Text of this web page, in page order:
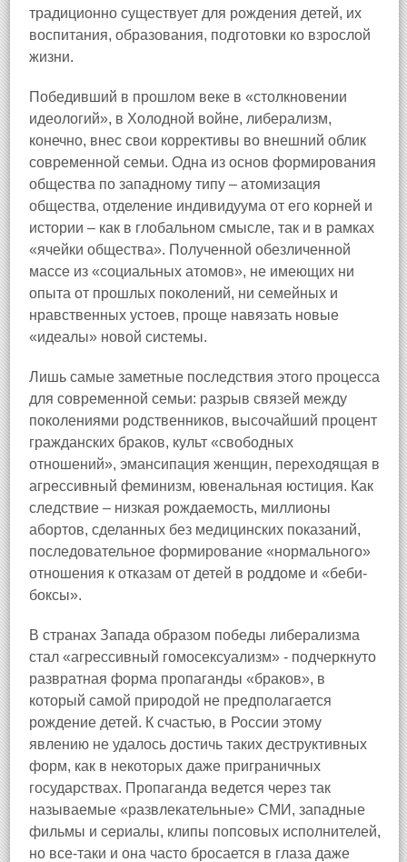
традиционно существует для рождения детей, их
воспитания, образования, подготовки ко взрослой
жизни.
Победивший в прошлом веке в «столкновении
идеологий», в Холодной войне, либерализм,
конечно, внес свои коррективы во внешний облик
современной семьи. Одна из основ формирования
общества по западному типу – атомизация
общества, отделение индивидуума от его корней и
истории – как в глобальном смысле, так и в рамках
«ячейки общества». Полученной обезличенной
массе из «социальных атомов», не имеющих ни
опыта от прошлых поколений, ни семейных и
нравственных устоев, проще навязать новые
«идеалы» новой системы.
Лишь самые заметные последствия этого процесса
для современной семьи: разрыв связей между
поколениями родственников, высочайший процент
гражданских браков, культ «свободных
отношений», эмансипация женщин, переходящая в
агрессивный феминизм, ювенальная юстиция. Как
следствие – низкая рождаемость, миллионы
абортов, сделанных без медицинских показаний,
последовательное формирование «нормального»
отношения к отказам от детей в роддоме и «беби-
боксы».
В странах Запада образом победы либерализма
стал «агрессивный гомосексуализм» - подчеркнуто
развратная форма пропаганды «браков», в
который самой природой не предполагается
рождение детей. К счастью, в России этому
явлению не удалось достичь таких деструктивных
форм, как в некоторых даже приграничных
государствах. Пропаганда ведется через так
называемые «развлекательные» СМИ, западные
фильмы и сериалы, клипы попсовых исполнителей,
но все-таки и она часто бросается в глаза даже